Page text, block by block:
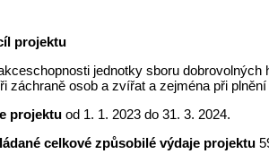
projektu
jednotky sboru
záchraně osob a zvířat a zejména při
projektu od 1. 1. 2023 do 31. 3. 2024.
celkové způsobilé výdaje projektu